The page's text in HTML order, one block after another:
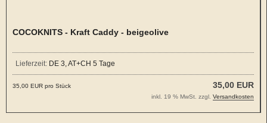
COCOKNITS - Kraft Caddy - beigeolive
Lieferzeit: DE 3, AT+CH 5 Tage
35,00 EUR
35,00 EUR pro Stück
inkl. 19 % MwSt. zzgl. Versandkosten